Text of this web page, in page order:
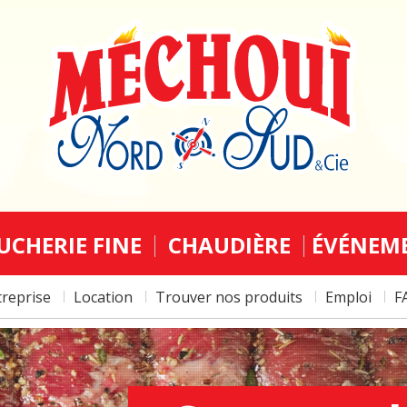
FINE CHAUDIÈRE
5
Location Trouver nos produits Emploi